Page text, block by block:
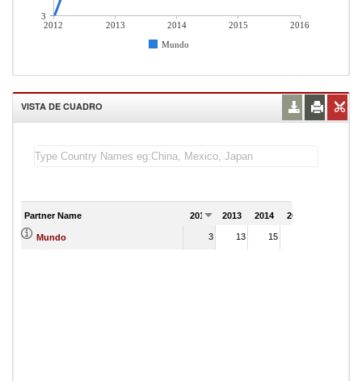
2012 2013 2014 2015
2016
Mundo
3
VISTA DE CUADRO
Partner Name 2012 2013 2014 2015
Mundo 3 13 15